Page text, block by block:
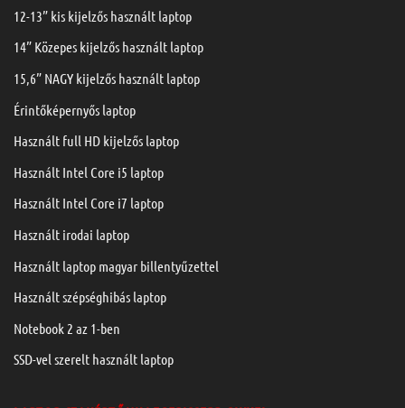
12-13” kis kijelzős használt laptop
14” Közepes kijelzős használt laptop
15,6” NAGY kijelzős használt laptop
Érintőképernyős laptop
Használt full HD kijelzős laptop
Használt Intel Core i5 laptop
Használt Intel Core i7 laptop
Használt irodai laptop
Használt laptop magyar billentyűzettel
Használt szépséghibás laptop
Notebook 2 az 1-ben
SSD-vel szerelt használt laptop